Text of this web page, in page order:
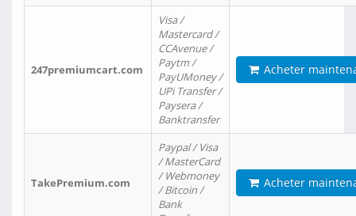
247premiumcart.com
Visa /
Mastercard /
CCAvenue /
Paytm /
PayUMoney /
UPi Transfer /
Paysera /
Banktransfer
Acheter
TakePremium.com
Paypal / Visa
/ MasterCard
/ Webmoney
/ Bitcoin /
Bank
Acheter